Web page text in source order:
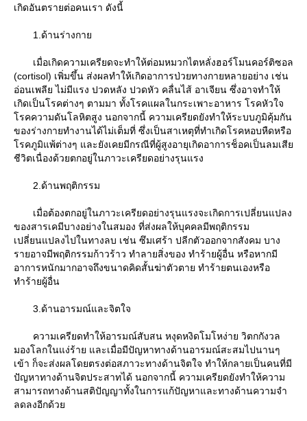
เกิดอันตรายต่อคนเรา ดังนี้
1.ด้านร่างกา
เมื่อเกิดความเครียดจะทำให้ต่อมหมวกไตหลั่งฮอร์โมนคอร์ติซอล
(cortisol) เพิ่มขึ้น ส่งผลทำให้เกิดอาการป่วยทางกายหลายอย่าง เช่น
อ่อนเพลีย ไม่มีแรง ปวดหลัง ปวดหัว คลื่นไส้ อาเจียน ซึ่งอาจทำให้
เกิดเป็นโรคต่างๆ ตามมา ทั้งโรคแผลในกระเพาะอาหาร โรคหัวใจ
รคความดันโลหิตสูง นอกจากนี้ ความเครียดยังทำให้ระบบภูมิคุ้มกัน
ของร่างกายทำงานได้ไม่เต็มที่ ซึ่งเป็นสาเหตุที่ทำเกิดโรคหอบหืดหรือ
รคภูมิแพ้ต่างๆ และยังเคยมีกรณีที่ผู้สูงอายุเกิดอาการช็อคเป็นลมเสี
ชีวิตเนื่องด้วยตกอยู่ในภาวะเครียดอย่างรุนแรง
2.ด้านพฤติกรรม
เมื่อต้องตกอยู่ในภาวะเครียดอย่างรุนแรงจะเกิดการเปลี่ยนแปลง
ของสารเคมีบางอย่างในสมอง ที่ส่งผลให้บุคคลมีพฤติกรรม
เปลี่ยนแปลงไปในทางลบ เช่น ซึมเศร้า ปลีกตัวออกจากสังคม บาง
รายอาจมีพฤติกรรมก้าวร้าว ทำลายสิ่งของ ทำร้ายผู้อื่น หรือหากมี
อาการหนักมากอาจถึงขนาดคิดสั้นฆ่าตัวตาย ทำร้ายตนเองหรือ
ทำร้ายผู้อื่น
3.ด้านอารมณ์และจิตใจ
ความเครียดทำให้อารมณ์สับสน หงุดหงิดโมโหง่าย วิตกกังวล
มองโลกในแง่ร้าย และเมื่อมีปัญหาทางด้านอารมณ์สะสมไปนานๆ
เข้า ก็จะส่งผลโดยตรงต่อสภาวะทางด้านจิตใจ ทำให้กลายเป็นคนที่มี
ปัญหาทางด้านจิตประสาทได้ นอกจากนี้ ความเครียดยังทำให้ความ
สามารถทางด้านสติปัญญาทั้งในการแก้ปัญหาและทางด้านความจำ
ลดลงอีกด้ว